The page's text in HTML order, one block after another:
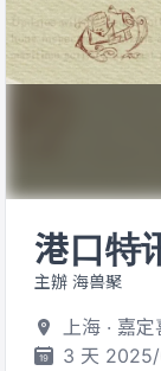
港口特
主辦 海兽聚
上海 · 嘉
3 天